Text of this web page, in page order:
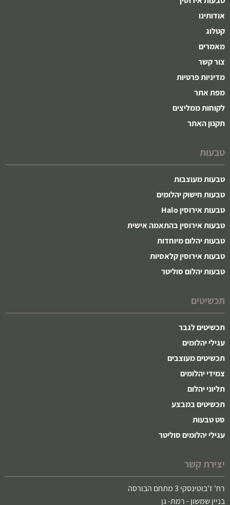
אודותינו
קטלוג
מאמרים
צור קשר
מדיניות פרטיות
מפת אתר
לקוחות ממליצים
תקנון האתר
טבעות
טבעות מעוצבות
טבעות חישוק יהלומים
טבעות אירוסין Halo
טבעות אירוסין בהתאמה אישית
טבעות יהלום מיוחדות
טבעות אירוסין קלאסיות
טבעות יהלום סוליטר
תכשיטים
תכשיטים לגבר
עגילי יהלומים
תכשיטים מעוצבים
צמידי יהלומים
תליוני יהלום
תכשיטים במבצע
סט טבעות
עגילי יהלומים סוליטר
יצירת קשר
רח' ז'בוטינסקי 3 מתחם הבורסה
בניין שמשון - רמת- גן